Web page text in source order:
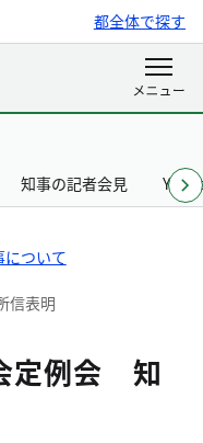
都全体で探す
知事の記者会見
について
信表明
定例会 知